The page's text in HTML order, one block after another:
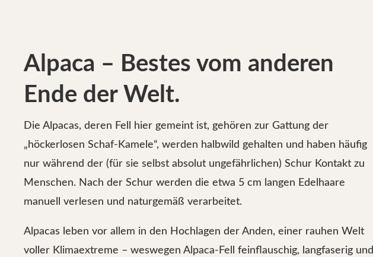
Alpaca – Bestes vom anderen
Ende der Welt.
Die Alpacas, deren Fell hier gemeint ist, gehören zur Gattung der
„höckerlosen Schaf-Kamele“, werden halbwild gehalten und haben häufig
nur während der (für sie selbst absolut ungefährlichen) Schur Kontakt zu
Menschen. Nach der Schur werden die etwa 5 cm langen Edelhaare
manuell verlesen und naturgemäß verarbeitet.
Alpacas leben vor allem in den Hochlagen der Anden, einer rauhen Welt
voller Klimaextreme – weswegen Alpaca-Fell feinflauschig, langfaserig und